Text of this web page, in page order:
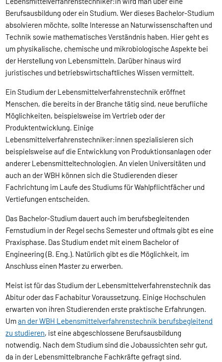
Berufsausbildung oder ein Studium. Wer dieses Bachelor-Studium
absolvieren möchte, sollte Interesse an Naturwissenschaften und
Technik sowie mathematisches Verständnis haben. Hier geht es
um physikalische, chemische und mikrobiologische Aspekte bei
der Herstellung von Lebensmitteln. Darüber hinaus wird
juristisches und betriebswirtschaftliches Wissen vermittelt.
Ein Studium der Lebensmittelverfahrenstechnik eröffnet
Menschen, die bereits in der Branche tätig sind, neue berufliche
Möglichkeiten, beispielsweise im Vertrieb oder der
Produktentwicklung. Einige
Lebensmittelverfahrenstechniker:innen spezialisieren sich
beispielsweise auf die Entwicklung von Produktionsanlagen oder
anderer Lebensmitteltechnologien. An vielen Universitäten und
auch an der WBH können sich die Studierenden dieser
Fachrichtung im Laufe des Studiums für Wahlpflichtfächer und
Vertiefungen entscheiden.
Das Bachelor-Studium dauert auch im berufsbegleitenden
Fernstudium in der Regel sechs Semester und oftmals gibt es eine
Praxisphase. Das Studium endet mit einem Bachelor of
Engineering (B. Eng.). Natürlich gibt es die Möglichkeit, im
Anschluss einen Master zu erwerben.
Meist ist für das Studium der Lebensmittelverfahrenstechnik das
Abitur oder das Fachabitur Voraussetzung. Einige Hochschulen
erwarten von ihren Studierenden erste praktische Erfahrungen.
Uman der WBH Lebensmittelverfahrenstechnik berufsbegleitend
zu studieren, ist eine abgeschlossene Berufsausbildung
notwendig. Nach dem Studium sind die Jobaussichten sehr gut,
da in der Lebensmittelbranche Fachkräfte gefragt sind.